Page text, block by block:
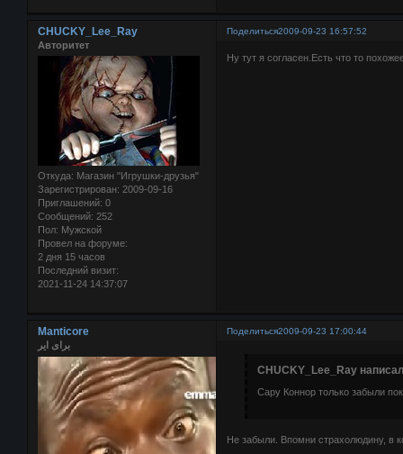
Поделиться2009-09-23 16:57:52
CHUCKY_Lee_Ray
Авторитет
Откуда: Магазин "Игрушки-друзья"
Зарегистрирован: 2009-09-16
Приглашений: 0
Сообщений: 252
Пол: Мужской
Провел на форуме:
2 дня 15 часов
Последний визит:
2021-11-24 14:37:07
Ну тут я согласен.Есть что то
Поделиться2009-09-23 17:00:44
Manticore
برای ایر
CHUCKY_Lee_Ray
Сару Коннор только забыли
Не забыли. Впомни страхолюдину, в